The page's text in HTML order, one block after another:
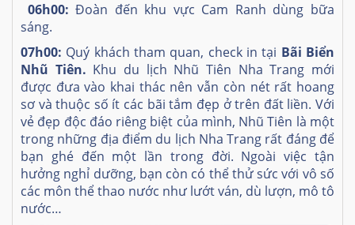
06h00:Đoàn đến khu vực Cam Ranh dùng bữa
sáng.
07h00: Quý khách tham quan, check in tại Bãi Biển
Nhũ Tiên. Khu du lịch Nhũ Tiên Nha Trang mới
được đưa vào khai thác nên vẫn còn nét rất hoang
sơ và thuộc số ít các bãi tắm đẹp ở trên đất liền. Với
vẻ đẹp độc đáo riêng biệt của mình, Nhũ Tiên là một
trong những địa điểm du lịch Nha Trang rất đáng để
bạn ghé đến một lần trong đời. Ngoài việc tận
hưởng nghỉ dưỡng, bạn còn có thể thử sức với vô số
các môn thể thao nước như lướt ván, dù lượn, mô tô
nước…